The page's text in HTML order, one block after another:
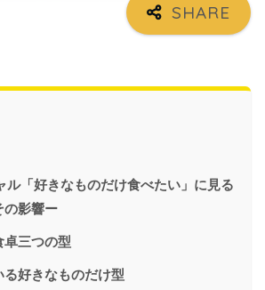
ル「好きなものだけ食べたい」に見る
の影響ー
三つの型
好きなものだけ型